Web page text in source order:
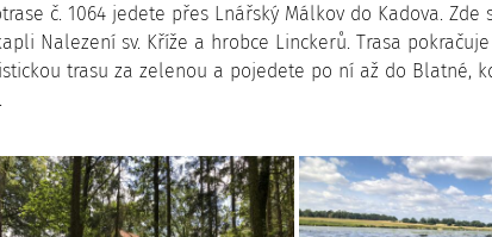
č. 1064 jedete přes Lnářský Málkov do Kadova. Zde
Nalezení sv. Kříže a hrobce Linckerů. Trasa
trasu za zelenou a pojedete po ní až do Blatné,